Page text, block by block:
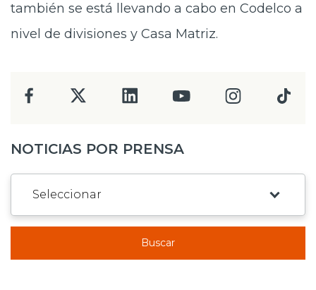
también se está llevando a cabo en Codelco a
nivel de divisiones y Casa Matriz.
NOTICIAS POR PRENSA
Buscar